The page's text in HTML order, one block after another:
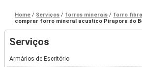
Home Serviços forros minerais
forro fibra
comprar forro mineral acustico Pirapora do
Serviços
Armários de Escritório